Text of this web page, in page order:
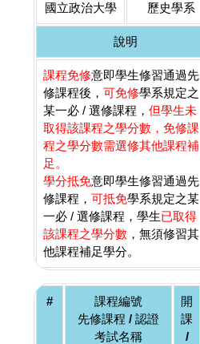
國立政治大學 歷史學系
說明
課程免修意即學生修習通過先
修課程後， 可免修學系規定之
某一必 / 選修課程， 但學生未
取得該課程之學分數，免修課
程之學分數需選修其他課程補
足。
學分抵免意即學生修習通過先
修課程， 可抵免學系規定之某
一必 / 選修課程，學生已取得
該課程之學分數 ，無須修習其
他課程補足學分。
#
課程編號
先修課程 / 認證
考試名稱
開
課
/